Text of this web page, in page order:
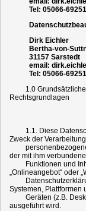
Tel: 05066-
Dirk Eichler
Bertha-von-
31157 Sarstedt
email: dirk.eichler
Tel: 05066-
1.0 Grundsätzliche
Rechtsgrundlagen
1.1. Diese
Zweck der
der mit ihm
Funktionen und
„Onlineangebot“ oder
Systemen, Plattformen
Geräten (z.B.
ausgeführt wird.